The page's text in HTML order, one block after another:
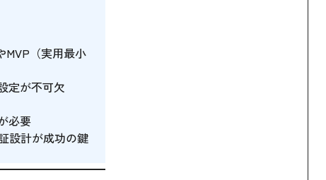
MVP（実用最小
定が不可欠
必要
設計が成功の鍵